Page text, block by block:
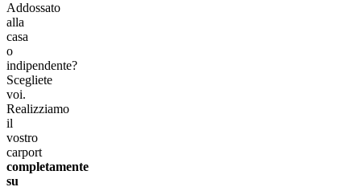
Addossato
alla
casa
o
indipendente?
Scegliete
voi.
Realizziamo
il
vostro
carport
completamente
su